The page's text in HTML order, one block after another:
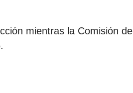
mientras la Comisión de